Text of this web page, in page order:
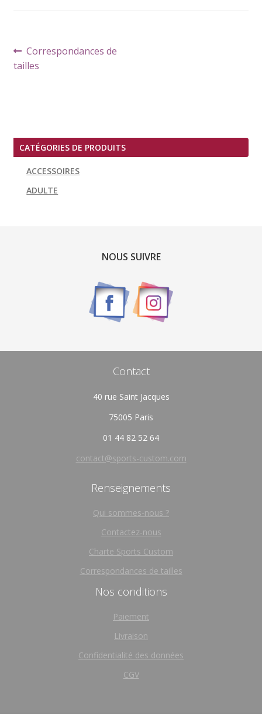
Navigation
de
Article
précédent :
Correspondances de
tailles
CATÉGORIES DE PRODUITS
ACCESSOIRES
ADULTE
NOUS SUIVRE
Contact
40 rue Saint Jacques
75005 Paris
01 44 82 52 64
contact@sports-custom.com
Renseignements
Qui sommes-nous ?
Contactez-nous
Charte Sports Custom
Correspondances de tailles
Nos conditions
Paiement
Livraison
Confidentialité des données
CGV